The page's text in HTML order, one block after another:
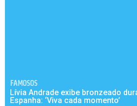
FAMOSOS
Lívia Andrade exibe bronzeado
Espanha: ‘Viva cada momento’